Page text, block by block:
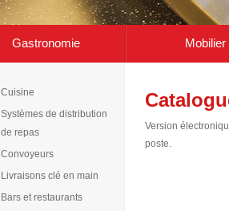
Gastronomie Mobilier
Version
poste.
Cuisine
Systèmes de distribution
de repas
Convoyeurs
Livraisons clé en main
Bars et restaurants